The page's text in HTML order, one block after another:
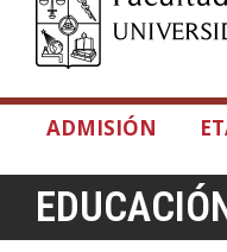
ADMISIÓN